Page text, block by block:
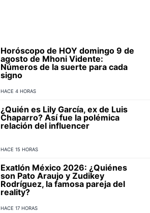
Horóscopo de HOY domingo 9 de
agosto de Mhoni Vidente:
Números de la suerte para cada
signo
HACE 4 HORAS
¿Quién es Lily García, ex de Luis
Chaparro? Así fue la polémica
relación del influencer
HACE 15 HORAS
Exatlón México 2026: ¿Quiénes
son Pato Araujo y Zudikey
Rodríguez, la famosa pareja del
reality?
HACE 17 HORAS